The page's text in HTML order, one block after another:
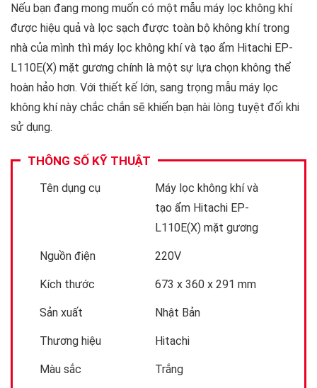
Nếu bạn đang mong muốn có một mẫu máy lọc không khí
được hiệu quả và lọc sạch được toàn bộ không khí trong
nhà của mình thì máy lọc không khí và tạo ẩm Hitachi EP-
L110E(X) mặt gương chính là một sự lựa chọn không thể
hoàn hảo hơn. Với thiết kế lớn, sang trọng mẫu máy lọc
không khí này chắc chắn sẽ khiến bạn hài lòng tuyệt đối khi
sử dụng.
THÔNG SỐ KỸ THUẬT
Tên dụng cụ
Máy lọc không khí và
tạo ẩm Hitachi EP-
L110E(X) mặt gương
Nguồn điện 220V
Kích thước 673 x 360 x 291 mm
Sản xuất Nhật Bản
Thương hiệu Hitachi
Màu sắc Trắng